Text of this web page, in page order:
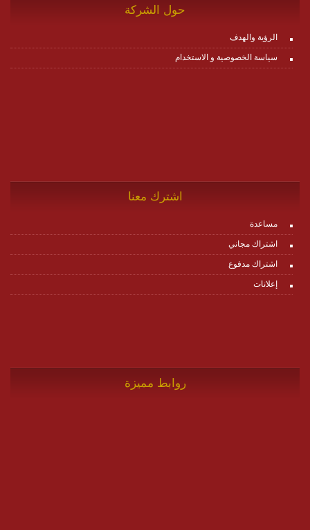
حول الشركة
الرؤية والهدف
سياسة الخصوصية و الاستخدام
اشترك معنا
مساعدة
اشتراك مجاني
اشتراك مدفوع
إعلانات
روابط مميزة